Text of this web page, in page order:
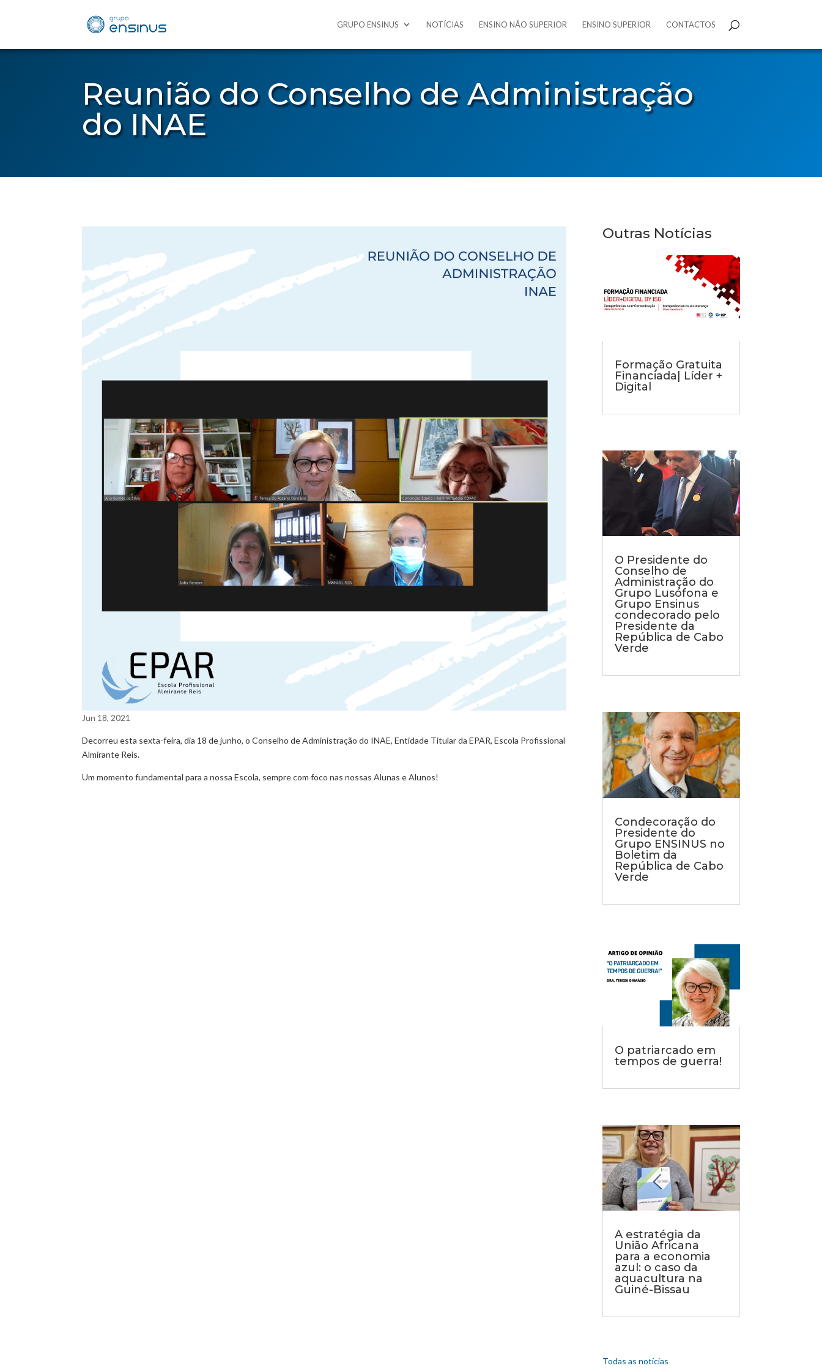
GRUPO ENSINUS NOTÍCIAS ENSINO NÃO SUPERIOR ENSINO SUPERIOR CONTACTOS
Reunião do Conselho de Administração
do INAE
Jun 18, 2021
Decorreu esta sexta-feira, dia 18 de junho, o Conselho de Administração do INAE, Entidade Titular da EPAR, Escola Profissional
Almirante Reis.
Um momento fundamental para a nossa Escola, sempre com foco nas nossas Alunas e Alunos!
Outras Notícias
Formação Gratuita
Financiada| Líder +
Digital
O Presidente do
Conselho de
Administração do
Grupo Lusófona e
Grupo Ensinus
condecorado pelo
Presidente da
República de Cabo
Verde
Condecoração do
Presidente do
Grupo ENSINUS no
Boletim da
República de Cabo
Verde
O patriarcado em
tempos de guerra!
A estratégia da
União Africana
para a economia
azul: o caso da
aquacultura na
Guiné-Bissau
Todas as notícias